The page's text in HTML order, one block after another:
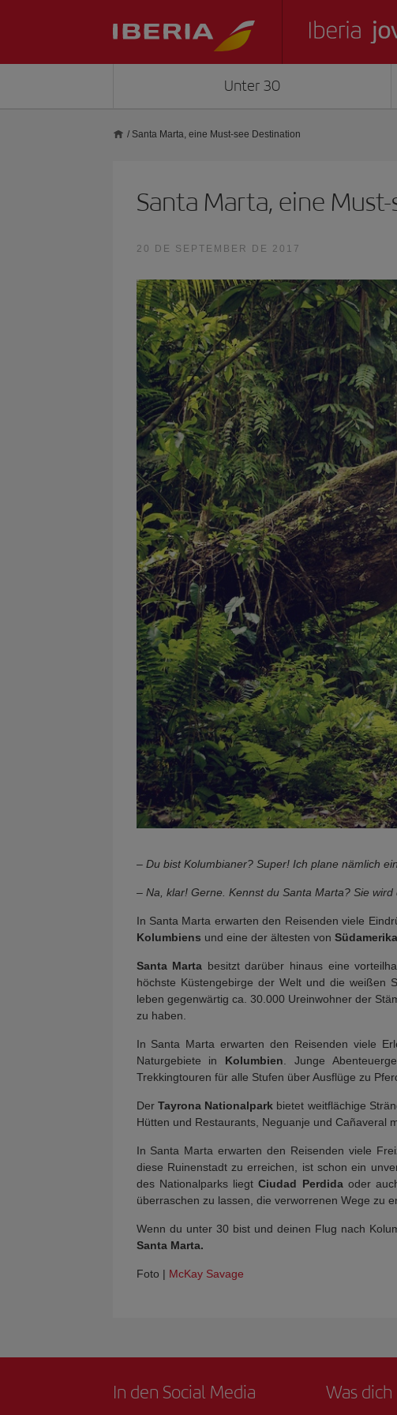
Unter 30
/ Santa Marta, eine Must-see Destination
Santa Marta, eine
20 DE SEPTEMBER DE 2017
– Du bist Kolumbianer? Super! Ich plane nämlich
– Na, klar! Gerne. Kennst du Santa Marta? Sie wird
In Santa Marta erwarten den Reisenden viele
Kolumbiens und eine der ältesten von Südamerika
Santa Marta besitzt darüber hinaus eine
höchste Küstengebirge der Welt und die weißen
leben gegenwärtig ca. 30.000 Ureinwohner der
zu haben.
In Santa Marta erwarten den Reisenden viele
Naturgebiete in Kolumbien . Junge
Trekkingtouren für alle Stufen über Ausflüge zu
Der Tayrona Nationalpark bietet weitflächige
Hütten und Restaurants, Neguanje und Cañaveral
In Santa Marta erwarten den Reisenden viele
diese Ruinenstadt zu erreichen, ist schon ein
des Nationalparks liegtCiudad Perdidaoder
überraschen zu lassen, die verworrenen Wege zu
Wenn du unter 30 bist und deinen Flug nach
Santa Marta.
Foto | McKay Savage
In den Social Media Was